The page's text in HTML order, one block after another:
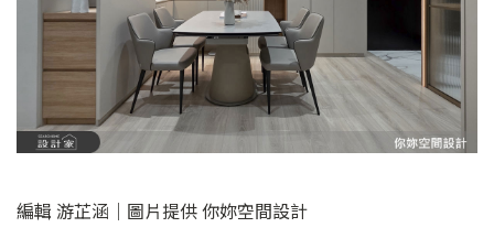
編輯 游芷涵｜圖片提供 你妳空間設計